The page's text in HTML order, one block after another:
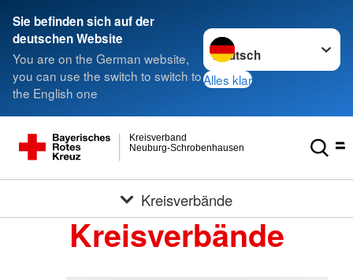
Sie befinden sich auf der
deutschen Website
You are on the German website,
you can use the switch to switch to
the English one
Sprache wechseln zu
Alles klar
Neuburg-Schrobenhausen
Kreisverband
Kreisverbände
Kreisverbände